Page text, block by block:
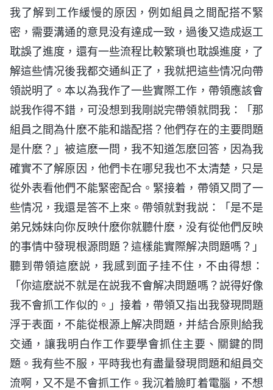
我了解到工作緩慢的原因，例如組員之間配搭不緊
密，需要溝通的意見没有達成一致，過後又造成返工
耽誤了進度，還有一些流程比較繁瑣也耽誤進度，了
解這些情况後我都交通糾正了，我就把這些情况向帶
領説明了。本以為我作了一些實際工作，帶領應該會
説我作得不錯，可没想到我剛説完帶領就問我：「那
組員之間為什麽不能和諧配搭？他們存在的主要問題
是什麽？」被這麽一問，我不知道怎麽回答，因為我
確實不了解原因，他們卡在哪兒我也不太清楚，只是
從外表看他們不能緊密配合。緊接着，帶領又問了一
些情况，我還是答不上來。帶領就對我説：「是不是
弟兄姊妹向你反映什麽你就聽什麽，没有從他們反映
的事情中發現根源問題？這樣能實際解决問題嗎？」
聽到帶領這麽説，我感到面子挂不住，不由得想：
「你這麽説不就是在説我不會解决問題嗎？説得好像
我不會抓工作似的。」接着，帶領又指出我發現問題
浮于表面，不能從根源上解决問題，并結合原則給我
交通，讓我明白作工作要學會抓住主要、關鍵的問
題。我有些不服，平時我也有盡量發現問題和組員交
流啊，又不是不會抓工作。我沉着臉盯着電腦，不想